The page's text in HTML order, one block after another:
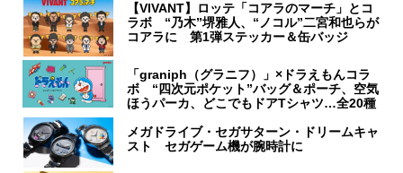
【VIVANT】ロッテ「コアラのマーチ」とコ
ラボ “乃木”堺雅人、“ノコル”二宮和也らが
コアラに 第1弾ステッカー＆缶バッジ
「graniph（グラニフ）」×ドラえもんコラ
ボ “四次元ポケット”バッグ＆ポーチ、空気
ほうパーカ、どこでもドアTシャツ…全20種
メガドライブ・セガサターン・ドリームキャ
スト セガゲーム機が腕時計に